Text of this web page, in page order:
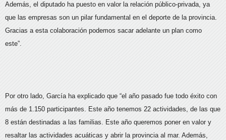
Además, el diputado ha puesto en valor la relación público-privada, ya
que las empresas son un pilar fundamental en el deporte de la provincia.
Gracias a esta colaboración podemos sacar adelante un plan como
este”.
Por otro lado, García ha explicado que “el año pasado fue todo éxito con
más de 1.150 participantes. Este año tenemos 22 actividades, de las que
8 están destinadas a las familias. Este año queremos poner en valor y
resaltar las actividades acuáticas y abrir la provincia al mar. Además,